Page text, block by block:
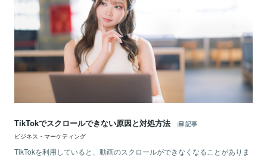
TikTokでスクロールできない原因と対処方法
記事
ビジネス・マーケティング
TikTokを利用していると、動画のスクロールができなくなることがありま